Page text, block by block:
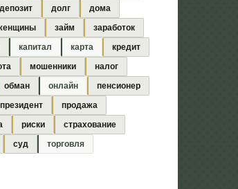
депозит долг
дома
займ
заработок
капитал карта
кредит
мошенники
налог
обман онлайн
пенсионер
президент
продажа
риски
страхование
суд торговля